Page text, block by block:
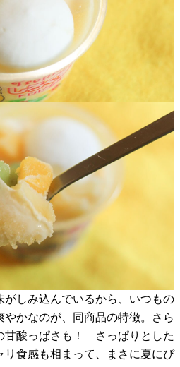
しみ込んでいるから、いつもの
やかなのが、同商品の特徴。さら
甘酸っぱさも！ さっぱりとした
リ食感も相まって、まさに夏にぴ